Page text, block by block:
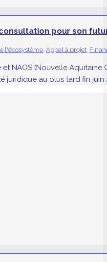
consultation pour son
l'écosystème Appel à projet
et NAOS (Nouvelle
juridique au plus tard fin